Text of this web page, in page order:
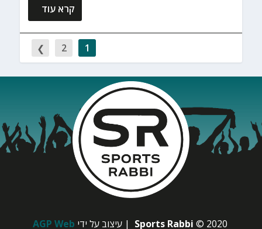
קרא עוד
1
2
Sports Rabbi © 2020 | עיצוב על ידי AGP Web